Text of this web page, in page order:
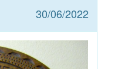
30/06/2022